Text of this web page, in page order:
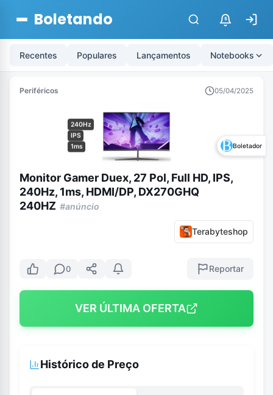
Boletando $
Recentes Populares Lançamentos Notebooks
Periféricos 05/04/2025
240Hz
IPS
1ms
Boletador
Monitor Gamer Duex, 27 Pol, Full HD, IPS,
240Hz, 1ms, HDMI/DP, DX270GHQ
240HZ #anúncio
Terabyteshop
0 Reportar
VER ÚLTIMA OFERTA
Histórico de Preço